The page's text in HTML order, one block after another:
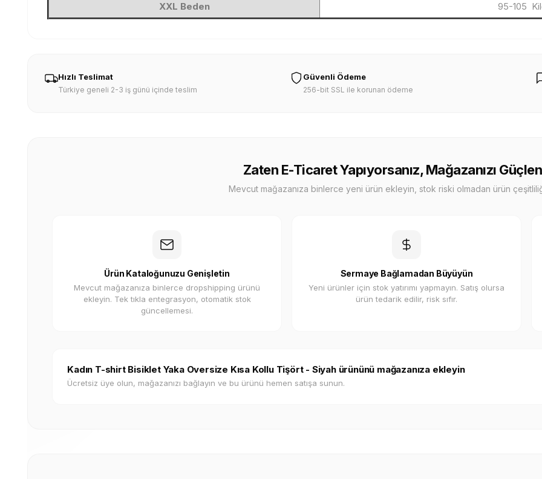
XXL Beden
95-105
Hızlı Teslimat
Türkiye geneli 2-3 iş günü içinde teslim
Güvenli Ödeme
256-bit SSL ile korunan ödeme
Zaten E-Ticaret Yapıyorsanız, Mağazanızı
Mevcut mağazanıza binlerce yeni ürün ekleyin, stok riski olmadan ürün
Ürün Kataloğunuzu Genişletin
Mevcut mağazanıza binlerce dropshipping ürünü
ekleyin. Tek tıkla entegrasyon, otomatik stok
güncellemesi.
Sermaye Bağlamadan Büyüyün
Yeni ürünler için stok yatırımı yapmayın. Satış olursa
ürün tedarik edilir, risk sıfır.
Kadın T-shirt Bisiklet Yaka Oversize Kısa Kollu Tişört - Siyah ürününü mağazanıza ekleyin
Ücretsiz üye olun, mağazanızı bağlayın ve bu ürünü hemen satışa sunun.